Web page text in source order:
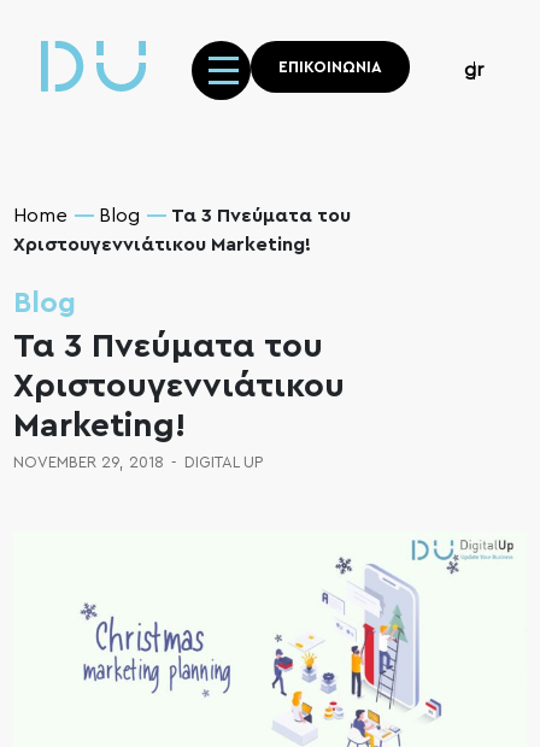
gr
ΕΠΙΚΟΙΝΩΝΙΑ
Home Blog
Τα 3 Πνεύματα του
Χριστουγεννιάτικου Marketing!
Blog
Τα 3 Πνεύματα του
Χριστουγεννιάτικου
Marketing!
NOVEMBER 29, 2018 - DIGITAL UP